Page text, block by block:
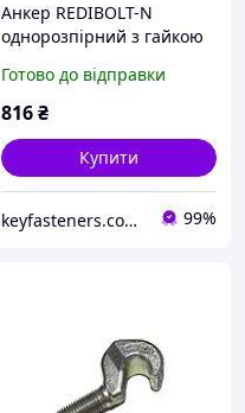
Анкер REDIBOLT-N
однорозпірний з гайкою
М12/85 цинк жовтий 20
шт./пачка
Готово до відправки
816₴
Купити
keyfasteners.com.ua 99%